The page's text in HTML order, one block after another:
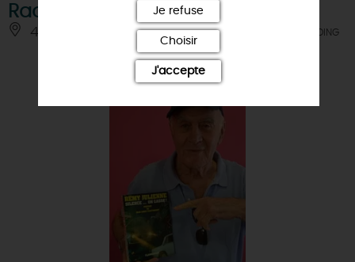
Raoul Nordling
45120 - CEPOY À 4 KM DE CHÂLETTE-SUR-LOING
Je refuse
Choisir
J'accepte